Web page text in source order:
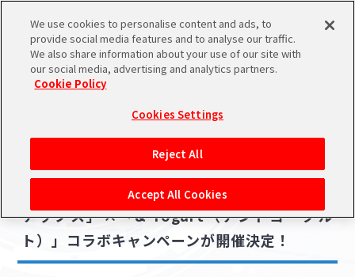
スケジュール 検索
バンダイナムコIDで
アイドルマスター ポータルへの登録について
シリアルコード・
あいことば
活動履歴
閲覧履歴・購入履歴 Pレポ
ニュース
グッズ コラボ・キャンペーン
2026.06.30
【シンデレラ】7月19日（日）より「ワンス
テップス」×「& Yogurt（アンドヨーグル
ト）」コラボキャンペーンが開催決定！
We use cookies to personalise content and ads, to
provide social media features and to analyse our traffic.
We also share information about your use of our site with
our social media, advertising and analytics partners.
Cookie Policy
Cookies Settings
Reject All
Accept All Cookies